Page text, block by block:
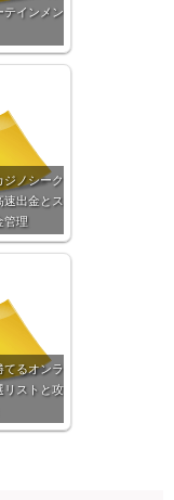
テインメン
ジノシーク
出金とス
管理
てるオンラ
リストと攻